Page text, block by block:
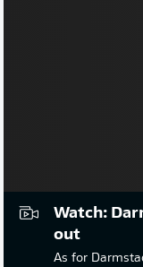
Watch:
out
As for